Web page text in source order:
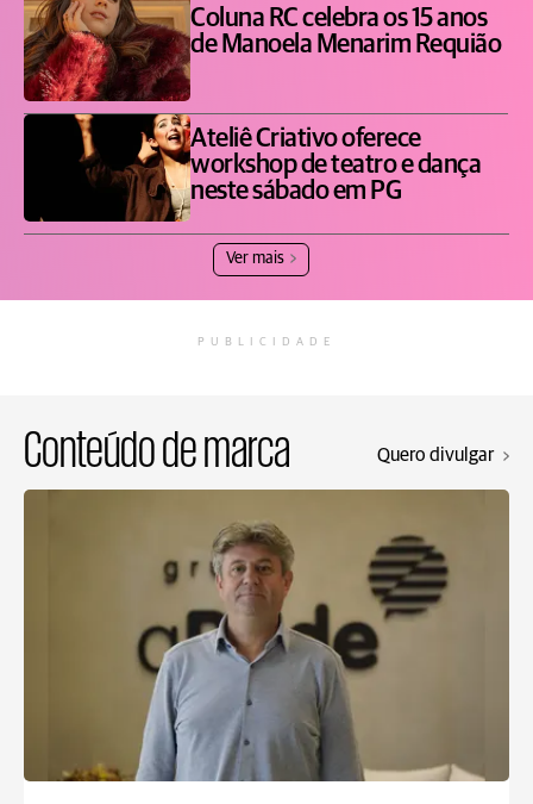
Coluna RC celebra os 15 anos
de Manoela Menarim Requião
Ateliê Criativo oferece
workshop de teatro e dança
neste sábado em PG
Ver mais
PUBLICIDADE
Conteúdo de marca Quero divulgar